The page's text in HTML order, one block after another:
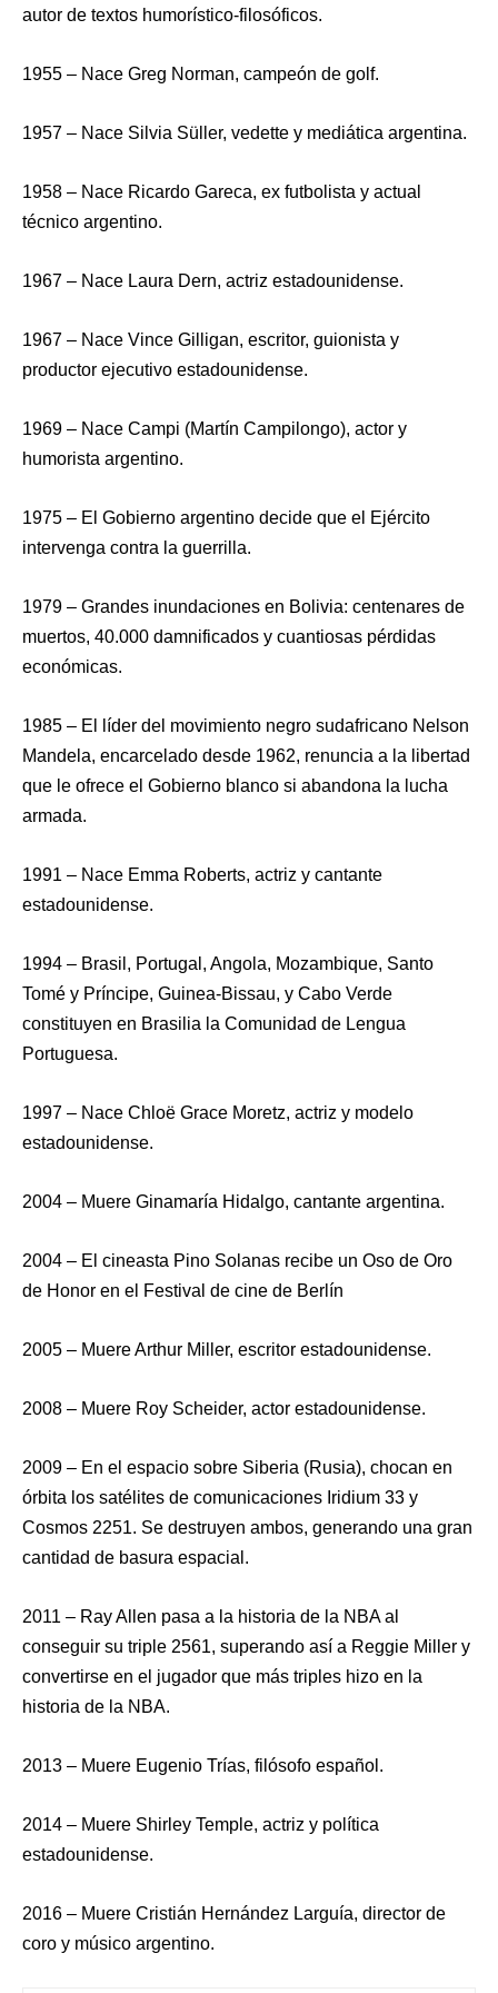
autor de textos humorístico-filosóficos.
1955 – Nace Greg Norman, campeón de golf.
1957 – Nace Silvia Süller, vedette y mediática argentina.
1958 – Nace Ricardo Gareca, ex futbolista y actual
técnico argentino.
1967 – Nace Laura Dern, actriz estadounidense.
1967 – Nace Vince Gilligan, escritor, guionista y
productor ejecutivo estadounidense.
1969 – Nace Campi (Martín Campilongo), actor y
humorista argentino.
1975 – El Gobierno argentino decide que el Ejército
intervenga contra la guerrilla.
1979 – Grandes inundaciones en Bolivia: centenares de
muertos, 40.000 damnificados y cuantiosas pérdidas
económicas.
1985 – El líder del movimiento negro sudafricano Nelson
Mandela, encarcelado desde 1962, renuncia a la libertad
que le ofrece el Gobierno blanco si abandona la lucha
armada.
1991 – Nace Emma Roberts, actriz y cantante
estadounidense.
1994 – Brasil, Portugal, Angola, Mozambique, Santo
Tomé y Príncipe, Guinea-Bissau, y Cabo Verde
constituyen en Brasilia la Comunidad de Lengua
Portuguesa.
1997 – Nace Chloë Grace Moretz, actriz y modelo
estadounidense.
2004 – Muere Ginamaría Hidalgo, cantante argentina.
2004 – El cineasta Pino Solanas recibe un Oso de Oro
de Honor en el Festival de cine de Berlín
2005 – Muere Arthur Miller, escritor estadounidense.
2008 – Muere Roy Scheider, actor estadounidense.
2009 – En el espacio sobre Siberia (Rusia), chocan en
órbita los satélites de comunicaciones Iridium 33 y
Cosmos 2251. Se destruyen ambos, generando una gran
cantidad de basura espacial.
2011 – Ray Allen pasa a la historia de la NBA al
conseguir su triple 2561, superando así a Reggie Miller y
convertirse en el jugador que más triples hizo en la
historia de la NBA.
2013 – Muere Eugenio Trías, filósofo español.
2014 – Muere Shirley Temple, actriz y política
estadounidense.
2016 – Muere Cristián Hernández Larguía, director de
coro y músico argentino.